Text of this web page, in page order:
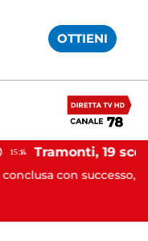
OTTIENI
con successo, alle prime